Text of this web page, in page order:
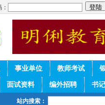
事业单位 教师考试
面试资料 编外招聘 书
站内搜索：